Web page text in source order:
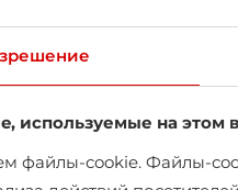
товар в
используемые на этом
файлы-cookie. Файлы-